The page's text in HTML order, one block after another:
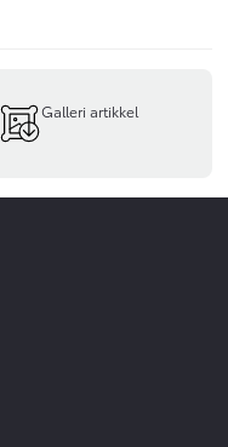
Galleri artikkel